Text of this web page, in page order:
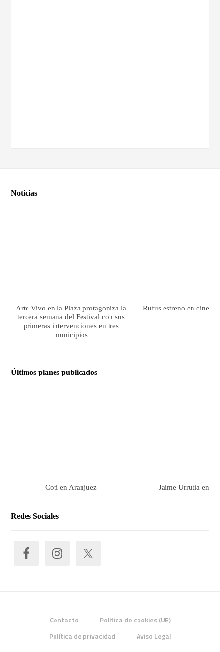
Noticias
Arte Vivo en la Plaza protagoniza la
tercera semana del Festival con sus
primeras intervenciones en tres
municipios
Rufus estreno en cines
Últimos planes publicados
Coti en Aranjuez Jaime Urrutia en
Redes Sociales
Contacto
Política de cookies (UE)
Política de privacidad
Aviso Legal